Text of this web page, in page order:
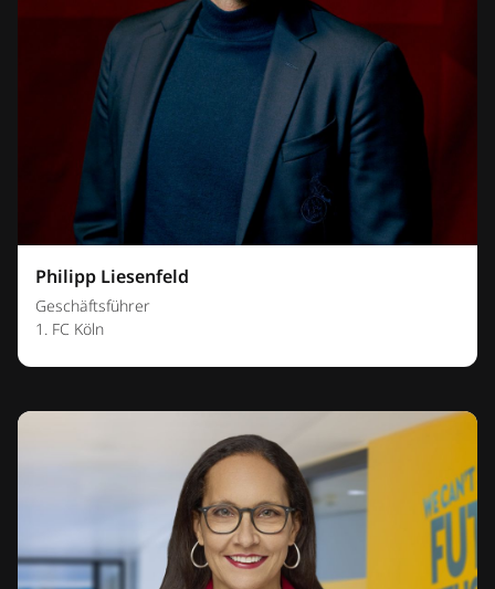
Philipp Liesenfeld
Geschäftsführer
1. FC Köln